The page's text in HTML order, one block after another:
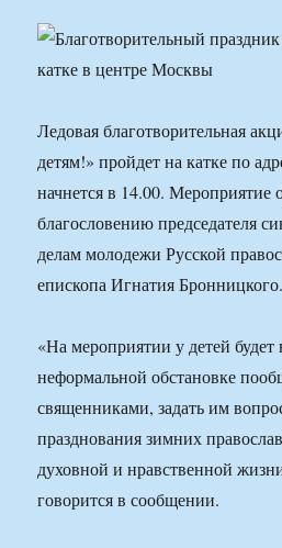
Ледовая благотворительная
детям!» пройдет на катке по
начнется в 14.00. Мероприятие
благословению председателя
делам молодежи Русской
епископа Игнатия Бронницкого.
«На мероприятии у детей будет
неформальной обстановке
священниками, задать им
празднования зимних
духовной и нравственной
говорится в сообщении.